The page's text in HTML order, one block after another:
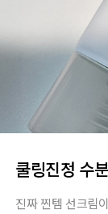
쿨링진정 수
진짜 찐템 선크림